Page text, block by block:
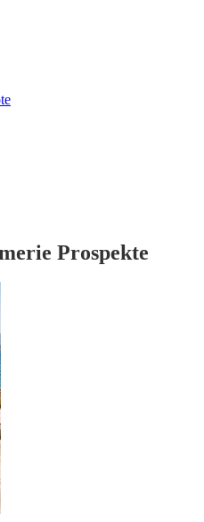
Prospekte